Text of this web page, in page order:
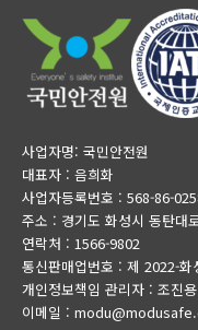
사업자명: 국민안전원
대표자 : 음희화
사업자등록번호 : 568-86-
주소 : 경기도 화성시 동탄대
연락처 : 1566-9802
통신판매업번호 : 제 2022-화
개인정보책임 관리자 : 조진용
이메일 :